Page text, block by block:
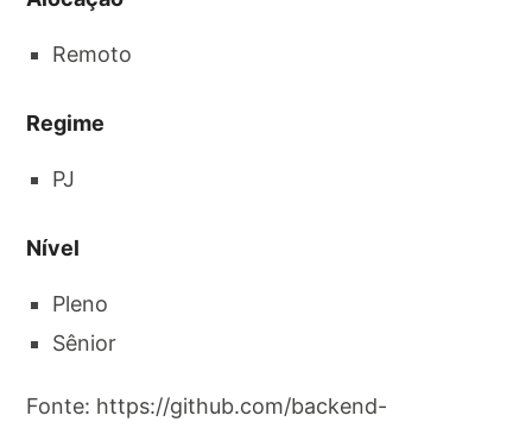
Remoto
Regime
PJ
Nível
Pleno
Sênior
Fonte: https://github.com/backend-